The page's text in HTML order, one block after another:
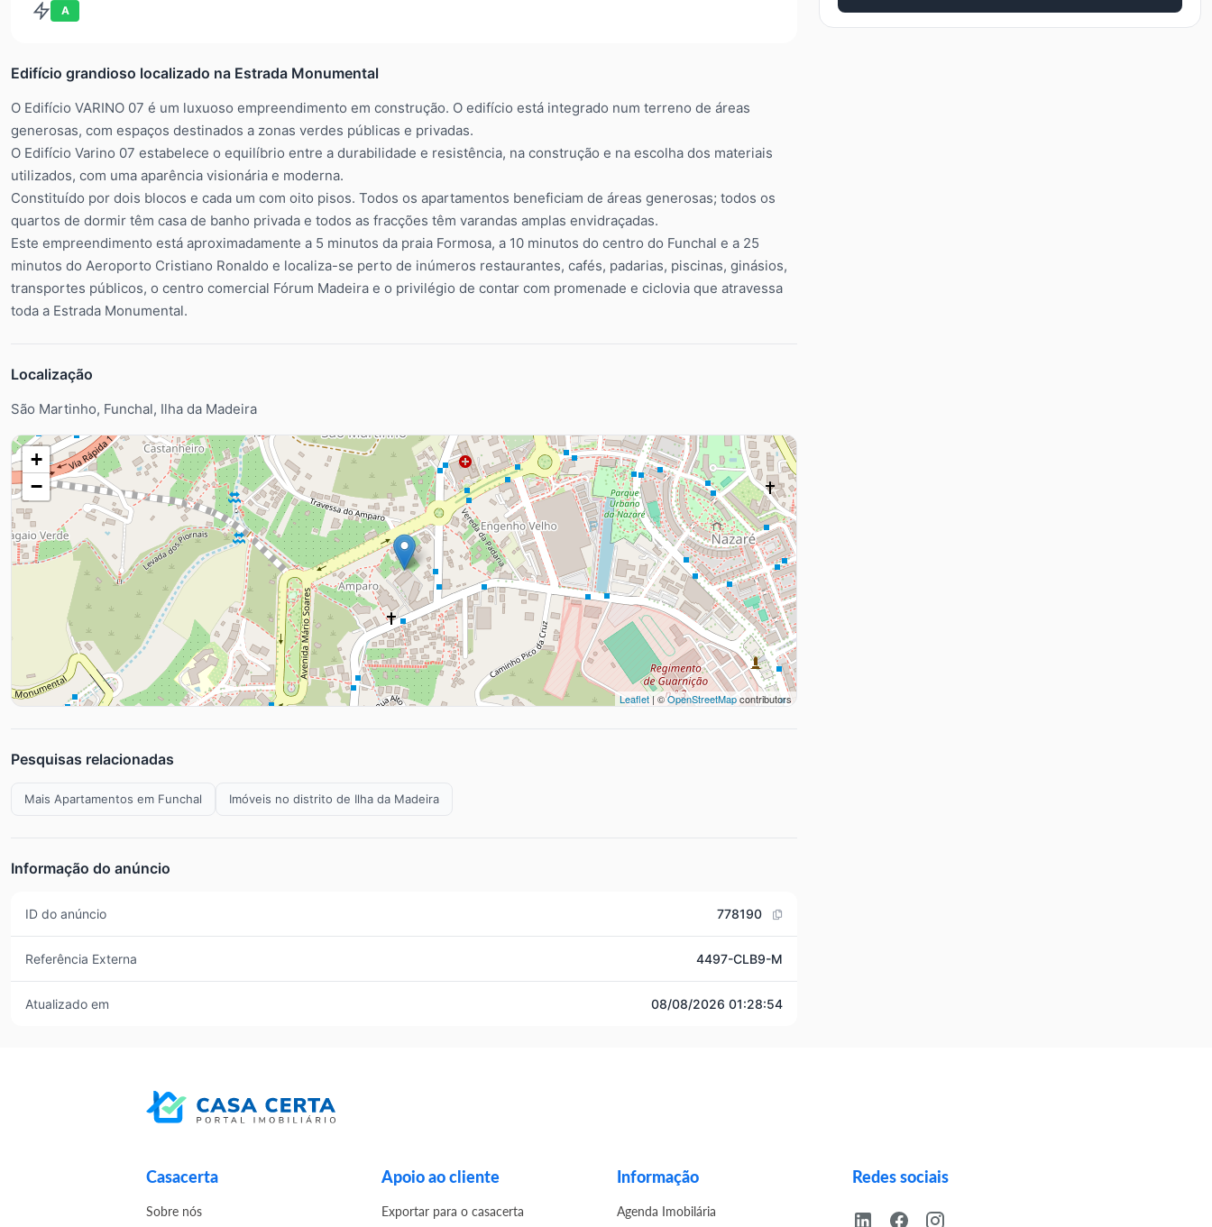
A
Edifício grandioso localizado na Estrada Monumental
O Edifício VARINO 07 é um luxuoso empreendimento em construção. O edifício está integrado num terreno de áreas
generosas, com espaços destinados a zonas verdes públicas e privadas.
O Edifício Varino 07 estabelece o equilíbrio entre a durabilidade e resistência, na construção e na escolha dos materiais
utilizados, com uma aparência visionária e moderna.
Constituído por dois blocos e cada um com oito pisos. Todos os apartamentos beneficiam de áreas generosas; todos os
quartos de dormir têm casa de banho privada e todos as fracções têm varandas amplas envidraçadas.
Este empreendimento está aproximadamente a 5 minutos da praia Formosa, a 10 minutos do centro do Funchal e a 25
minutos do Aeroporto Cristiano Ronaldo e localiza-se perto de inúmeros restaurantes, cafés, padarias, piscinas, ginásios,
transportes públicos, o centro comercial Fórum Madeira e o privilégio de contar com promenade e ciclovia que atravessa
toda a Estrada Monumental.
Localização
São Martinho, Funchal, Ilha da Madeira
+
−
Leaflet| ©OpenStreetMapcontributors
Pesquisas relacionadas
Mais Apartamentos em Funchal Imóveis no distrito de Ilha da Madeira
Informação do anúncio
ID do anúncio 778190
Referência Externa 4497-CLB9-M
Atualizado em 08/08/2026 01:28:54
Casacerta
Sobre nós
Apoio ao cliente
Exportar para o casacerta
Informação
Agenda Imobilária
Redes sociais